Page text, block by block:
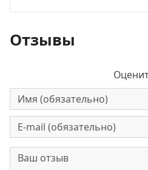
Отзывы